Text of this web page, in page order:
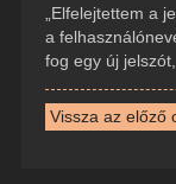
„Elfelejtettem a
a
fog egy új
Vissza az előző